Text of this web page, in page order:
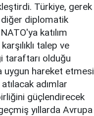
Türkiye, gerek
diğer diplomatik
katılım
talep ve
taraftarı olduğu
uygun hareket etmesi
adımlar
güçlendirecek
yıllarda Avrupa